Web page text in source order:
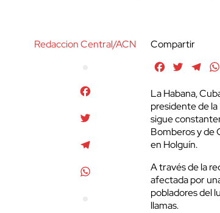
Redaccion Central/ACN
Compartir
FacebookTwitter
La Habana,
presidente de
sigue
Bomberos y de
en Holguín.
A través de la
afectada por
pobladores del
llamas.